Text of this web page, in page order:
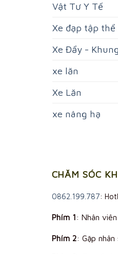
Vật Tư Y Tế
Xe đạp tập thể
Xe Đẩy -
xe lăn
Xe Lăn
xe nâng hạ
CHĂM SÓC
0862.199.787:
Phím 1: Nhân
Phím 2: Gặp nhân